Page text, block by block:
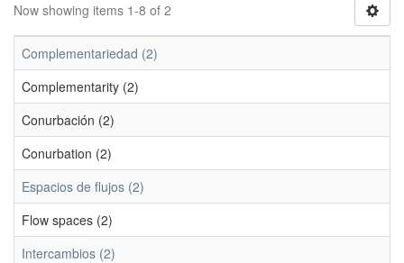
Now showing items 1-8 of 2
Complementariedad (2)
Complementarity (2)
Conurbación (2)
Conurbation (2)
Espacios de flujos (2)
Flow spaces (2)
Intercambios (2)